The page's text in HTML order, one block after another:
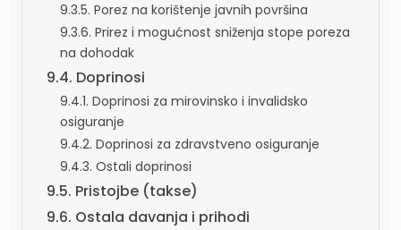
9.3.5. Porez na korištenje javnih površina
9.3.6. Prirez i mogućnost sniženja stope poreza
na dohodak
9.4. Doprinosi
9.4.1. Doprinosi za mirovinsko i invalidsko
osiguranje
9.4.2. Doprinosi za zdravstveno osiguranje
9.4.3. Ostali doprinosi
9.5. Pristojbe (takse)
9.6. Ostala davanja i prihodi